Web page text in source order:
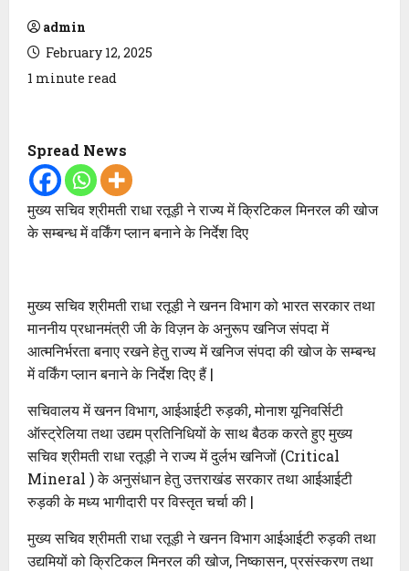
admin
February 12, 2025
1 minute read
Spread News
मुख्य सचिव श्रीमती राधा रतूड़ी ने राज्य में क्रिटिकल मिनरल की खोज
के सम्बन्ध में वर्किंग प्लान बनाने के निर्देश दिए
मुख्य सचिव श्रीमती राधा रतूड़ी ने खनन विभाग को भारत सरकार तथा
माननीय प्रधानमंत्री जी के विज़न के अनुरूप खनिज संपदा में
आत्मनिर्भरता बनाए रखने हेतु राज्य में खनिज संपदा की खोज के सम्बन्ध
में वर्किंग प्लान बनाने के निर्देश दिए हैं |
सचिवालय में खनन विभाग, आईआईटी रुड़की, मोनाश यूनिवर्सिटी
ऑस्ट्रेलिया तथा उद्यम प्रतिनिधियों के साथ बैठक करते हुए मुख्य
सचिव श्रीमती राधा रतूड़ी ने राज्य में दुर्लभ खनिजों (Critical
Mineral ) के अनुसंधान हेतु उत्तराखंड सरकार तथा आईआईटी
रुड़की के मध्य भागीदारी पर विस्तृत चर्चा की |
मुख्य सचिव श्रीमती राधा रतूड़ी ने खनन विभाग आईआईटी रुड़की तथा
उद्यमियों को क्रिटिकल मिनरल की खोज, निष्कासन, प्रसंस्करण तथा